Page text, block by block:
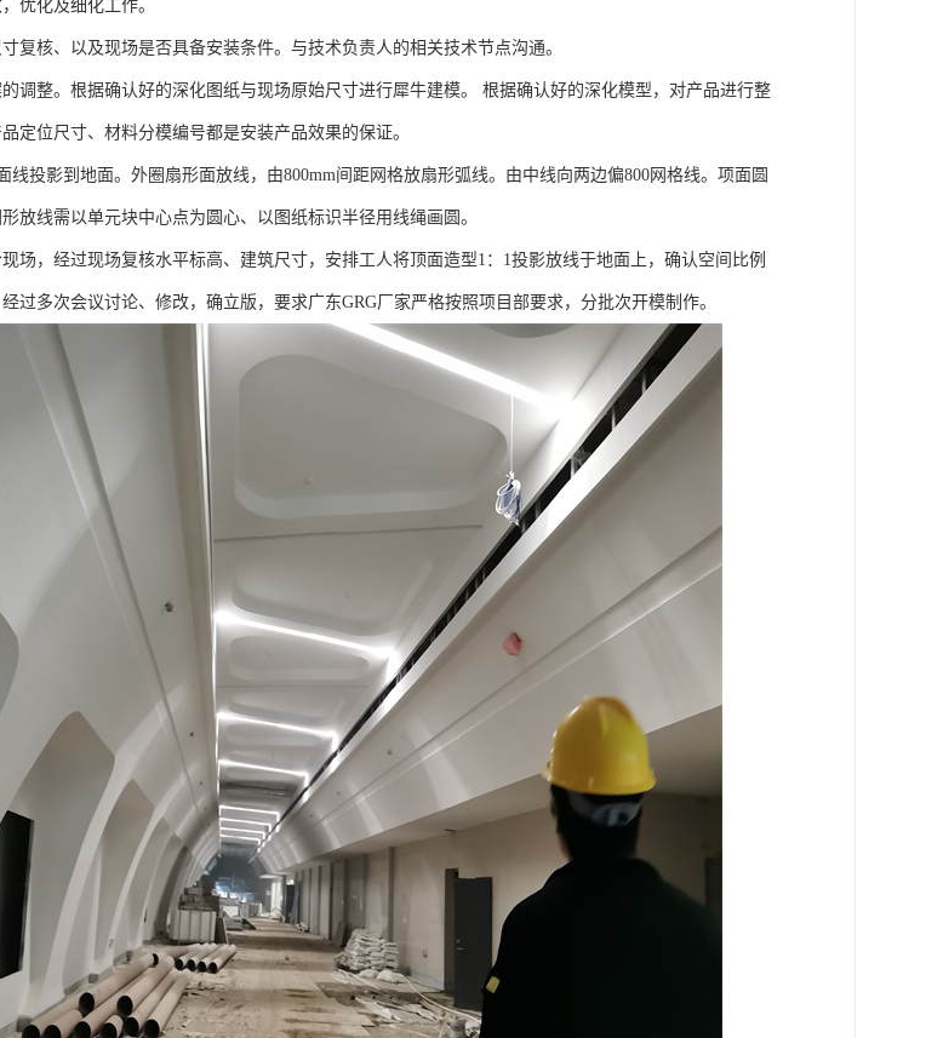
优化及细化工作。
核、以及现场是否具备安装条件。与技术负责人的相关技术节点沟通。
整。根据确认好的深化图纸与现场原始尺寸进行犀牛建模。 根据确认好的深化模型，对产品进行整
定位尺寸、材料分模编号都是安装产品效果的保证。
线投影到地面。外圈扇形面放线，由800mm间距网格放扇形弧线。由中线向两边偏800网格线。项面圆
放线需以单元块中心点为圆心、以图纸标识半径用线绳画圆。
，经过现场复核水平标高、建筑尺寸，安排工人将顶面造型1：1投影放线于地面上，确认空间比例
过多次会议讨论、修改，确立版，要求广东GRG厂家严格按照项目部要求，分批次开模制作。